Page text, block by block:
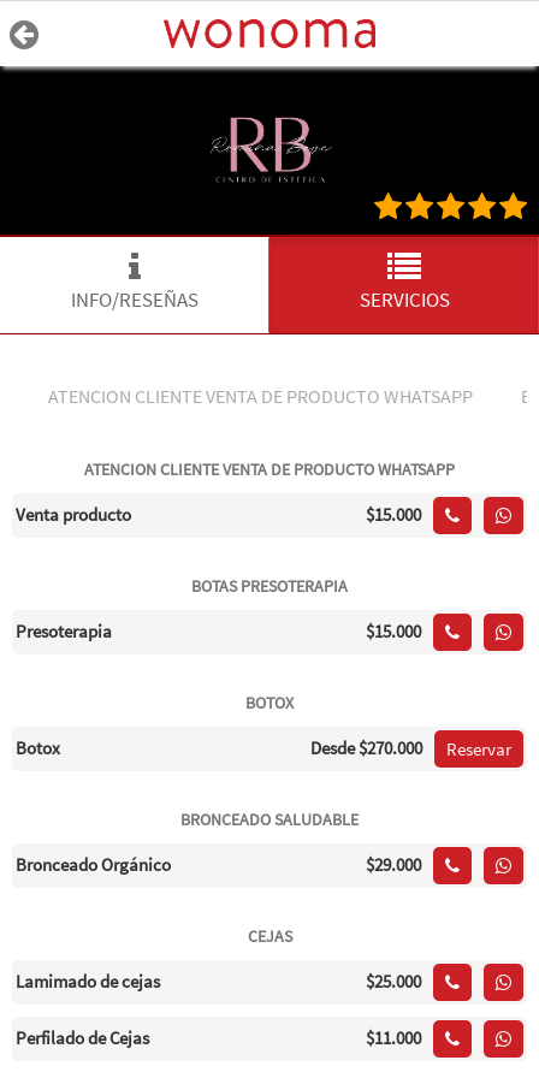
INFO/RESEÑAS SERVICIOS
ATENCION CLIENTE VENTA DE PRODUCTO WHATSAPP
ATENCION CLIENTE VENTA DE PRODUCTO WHATSAPP
Venta producto $15.000
BOTAS PRESOTERAPIA
Presoterapia $15.000
BOTOX
Botox Desde$270.000 Reservar
BRONCEADO SALUDABLE
Bronceado Orgánico $29.000
CEJAS
Lamimado de cejas $25.000
Perfilado de Cejas $11.000